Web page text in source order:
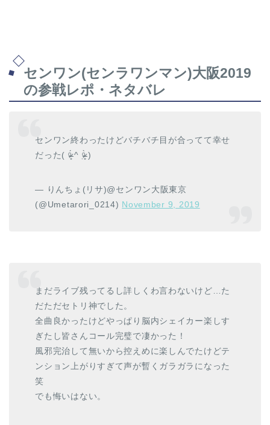
センワン(センラワンマン)大阪2019
の参戦レポ・ネタバレ
センワン終わったけどバチバチ目が合ってて幸せ
だった( ᵒ̴̶̷̥́ ^ ᵒ̴̶̷̣̥̀ )
— りんちょ(リサ)@センワン大阪東京
(@Umetarori_0214) November 9, 2019
まだライブ残ってるし詳しくわ言わないけど…た
だただセトリ神でした。
全曲良かったけどやっぱり脳内シェイカー楽しす
ぎたし皆さんコール完璧で凄かった！
風邪完治して無いから控えめに楽しんでたけどテ
ンション上がりすぎて声が暫くガラガラになった
笑
でも悔いはない。